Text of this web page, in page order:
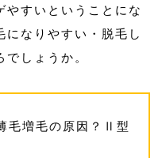
やすいということにな
になりやすい・脱毛し
しょうか。
毛増毛の原因？Ⅱ型